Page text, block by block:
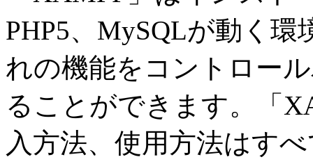
PHP5、MySQLが動く
れの機能をコントロー
ることができます。「
入方法、使用方法はす